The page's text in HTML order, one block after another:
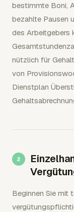
bestimmte Boni,
bezahlte Pausen
des Arbeitgebers
nützlich für
von
Dienstplan
Beginnen Sie mit